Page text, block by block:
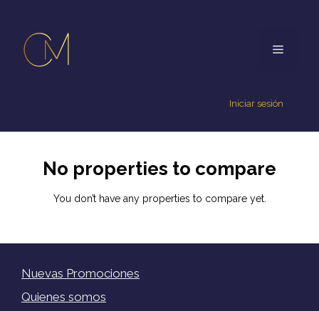
Iniciar sesión
No properties to compare
You don’t have any properties to compare yet.
Nuevas Promociones
Quienes somos